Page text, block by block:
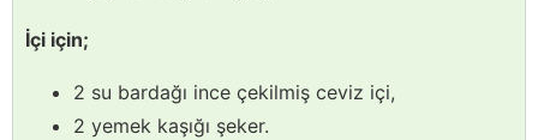
İçi için;
2 su bardağı ince çekilmiş ceviz içi,
2 yemek kaşığı şeker.